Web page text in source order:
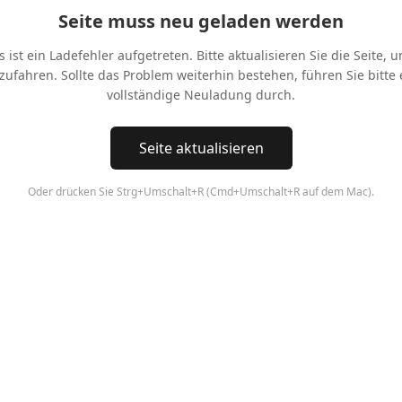
Seite muss neu geladen werden
ist ein Ladefehler aufgetreten. Bitte aktualisieren Sie die Seite,
Sollte das Problem weiterhin bestehen, führen Sie bitte
vollständige Neuladung durch.
Seite aktualisieren
Oder drücken Sie Strg+Umschalt+R (Cmd+Umschalt+R auf dem Mac).